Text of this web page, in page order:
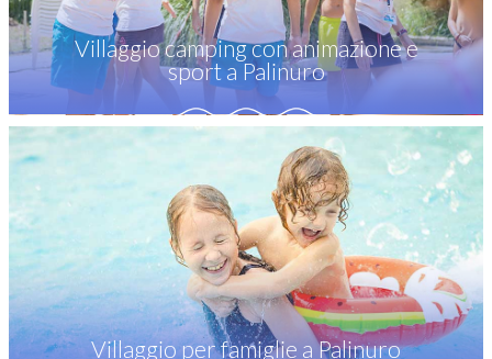
Villaggio camping con animazione e
sport a Palinuro
Villaggio per famiglie a Palinuro